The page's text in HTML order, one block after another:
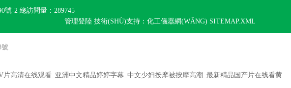
號-2 總訪問量：289745
管理登陸 技術(SHÙ)支持： 化工儀器網(WǍNG) SITEMAP.XML
號
高清在线观看_亚洲中文精品婷婷字幕_中文少妇按摩被按摩高潮_最新精品国产片在线看黄